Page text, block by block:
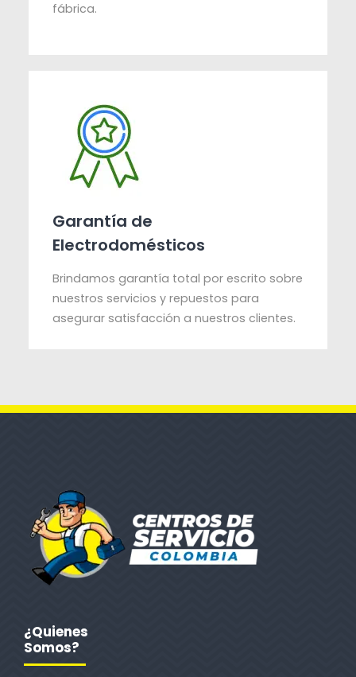
fábrica.
Garantía de
Electrodomésticos
Brindamos garantía total por escrito sobre
nuestros servicios y repuestos para
asegurar satisfacción a nuestros clientes.
¿Quienes
Somos?